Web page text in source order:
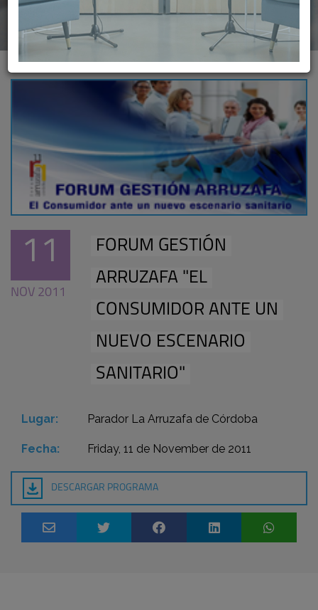
11
NOV 2011
FORUM GESTIÓN
ARRUZAFA "EL
CONSUMIDOR ANTE UN
NUEVO ESCENARIO
SANITARIO"
Lugar: Parador La Arruzafa de Córdoba
Fecha: Friday, 11 de November de 2011
DESCARGAR PROGRAMA